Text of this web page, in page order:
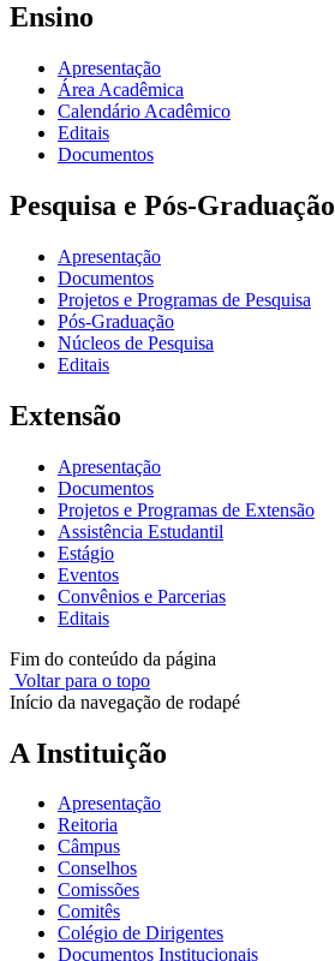
Ensino
Apresentação
Área Acadêmica
Calendário Acadêmico
Editais
Documentos
Pesquisa e Pós-Graduação
Apresentação
Documentos
Projetos e Programas de Pesquisa
Pós-Graduação
Núcleos de Pesquisa
Editais
Extensão
Apresentação
Documentos
Projetos e Programas de Extensão
Assistência Estudantil
Estágio
Eventos
Convênios e Parcerias
Editais
Fim do conteúdo da página
Voltar para o topo
Início da navegação de rodapé
A Instituição
Apresentação
Reitoria
Câmpus
Conselhos
Comissões
Comitês
Colégio de Dirigentes
Documentos Institucionais